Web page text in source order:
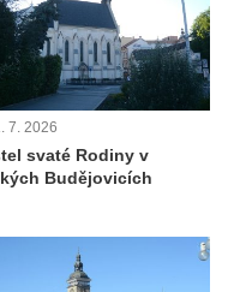
7. 2026
svaté Rodiny v
Budějovicích